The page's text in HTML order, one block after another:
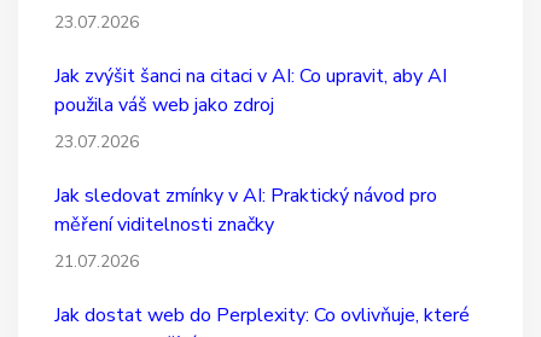
23.07.2026
Jak zvýšit šanci na citaci v AI: Co upravit, aby AI
použila váš web jako zdroj
23.07.2026
Jak sledovat zmínky v AI: Praktický návod pro
měření viditelnosti značky
21.07.2026
Jak dostat web do Perplexity: Co ovlivňuje, které